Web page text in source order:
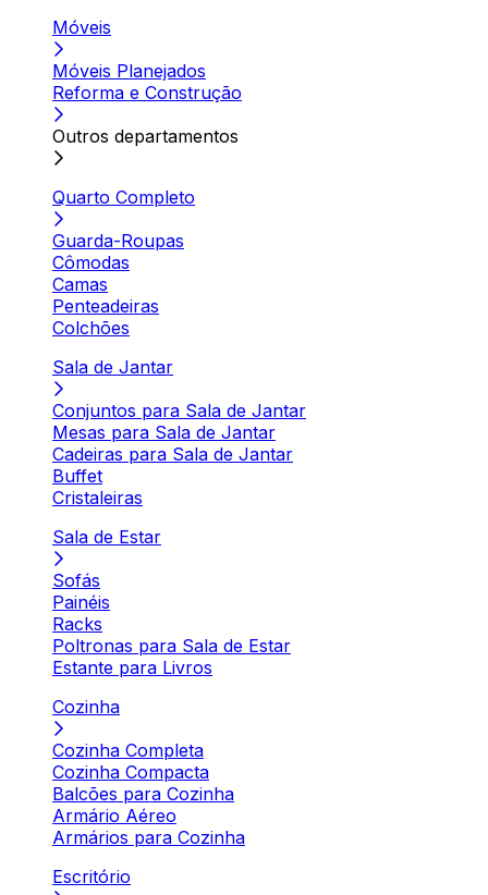
Móveis
Móveis Planejados
Reforma e Construção
Outros departamentos
Quarto Completo
Guarda-Roupas
Cômodas
Camas
Penteadeiras
Colchões
Sala de Jantar
Conjuntos para Sala de Jantar
Mesas para Sala de Jantar
Cadeiras para Sala de Jantar
Buffet
Cristaleiras
Sala de Estar
Sofás
Painéis
Racks
Poltronas para Sala de Estar
Estante para Livros
Cozinha
Cozinha Completa
Cozinha Compacta
Balcões para Cozinha
Armário Aéreo
Armários para Cozinha
Escritório